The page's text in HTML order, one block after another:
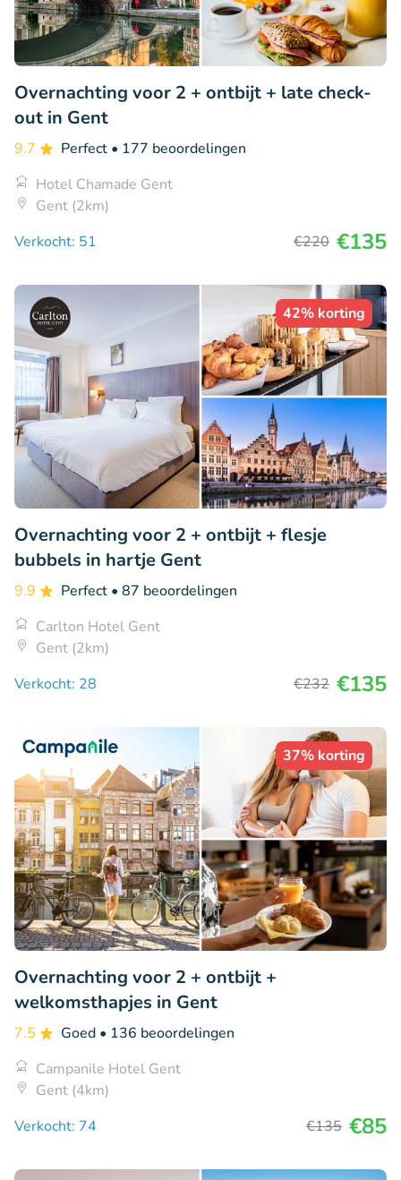
Overnachting voor 2 + ontbijt + late check-
out in Gent
9.7 Perfect • 177 beoordelingen
Hotel Chamade Gent
Gent (2km)
Verkocht: 51
€220 €135
42% korting
Overnachting voor 2 + ontbijt + flesje
bubbels in hartje Gent
9.9 Perfect • 87 beoordelingen
Carlton Hotel Gent
Gent (2km)
Verkocht: 28
€232 €135
37% korting
Overnachting voor 2 + ontbijt +
welkomsthapjes in Gent
7.5 Goed • 136 beoordelingen
Campanile Hotel Gent
Gent (4km)
Verkocht: 74
€135 €85